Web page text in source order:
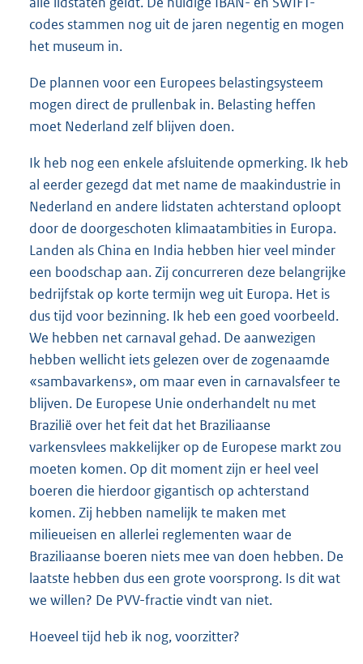
codes stammen nog uit de jaren negentig en mogen
het museum in.
De plannen voor een Europees belastingsysteem
mogen direct de prullenbak in. Belasting heffen
moet Nederland zelf blijven doen.
Ik heb nog een enkele afsluitende opmerking. Ik heb
al eerder gezegd dat met name de maakindustrie in
Nederland en andere lidstaten achterstand oploopt
door de doorgeschoten klimaatambities in Europa.
Landen als China en India hebben hier veel minder
een boodschap aan. Zij concurreren deze belangrijke
bedrijfstak op korte termijn weg uit Europa. Het is
dus tijd voor bezinning. Ik heb een goed voorbeeld.
We hebben net carnaval gehad. De aanwezigen
hebben wellicht iets gelezen over de zogenaamde
«sambavarkens», om maar even in carnavalsfeer te
blijven. De Europese Unie onderhandelt nu met
Brazilië over het feit dat het Braziliaanse
varkensvlees makkelijker op de Europese markt zou
moeten komen. Op dit moment zijn er heel veel
boeren die hierdoor gigantisch op achterstand
komen. Zij hebben namelijk te maken met
milieueisen en allerlei reglementen waar de
Braziliaanse boeren niets mee van doen hebben. De
laatste hebben dus een grote voorsprong. Is dit wat
we willen? De PVV-fractie vindt van niet.
Hoeveel tijd heb ik nog, voorzitter?